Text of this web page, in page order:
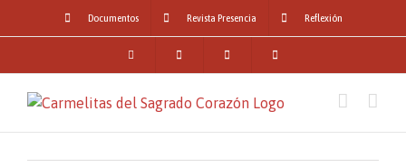
Documentos Revista Presencia Reflexión